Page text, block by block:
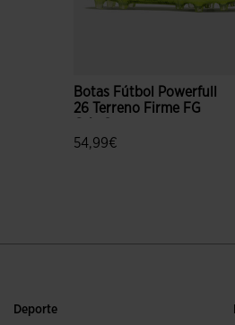
Botas Fútbol Powerfull
26 Terreno Firme FG
54,99€
Deporte